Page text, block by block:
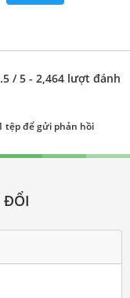
/ 5 - 2,464 lượt đánh
tệp để gửi phản hồi
ĐỔI